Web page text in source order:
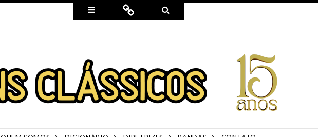
Widgets ConnectSearch